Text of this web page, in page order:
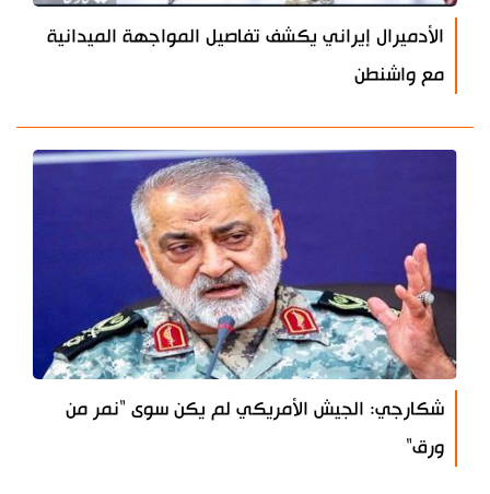
الأدميرال إيراني يكشف تفاصيل المواجهة الميدانية
مع واشنطن
شكارجي: الجيش الأمريكي لم يكن سوى "نمر من
ورق"